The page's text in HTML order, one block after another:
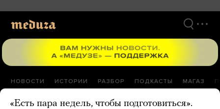
НОВОСТИ ИСТОРИИ РАЗБОР ПОДКАСТЫ МАГАЗ
«Есть пара недель, чтобы подготовиться».